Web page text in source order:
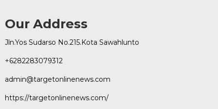
Our Address
Jln.Yos Sudarso No.215.Kota Sawahlunto
+6282283079312
admin@targetonlinenews.com
https://targetonlinenews.com/